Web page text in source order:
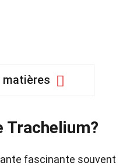
matières
Trachelium?
fascinante souvent